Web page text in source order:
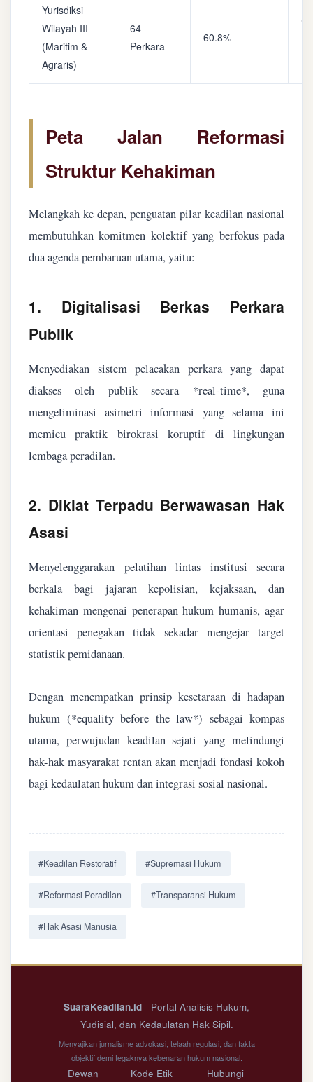
Yurisdiksi
Wilayah III
(Maritim &
Agraris)
64
Perkara
60.8%
Peta Jalan Reformasi
Struktur Kehakiman
Melangkah ke depan, penguatan pilar keadilan nasional
membutuhkan komitmen kolektif yang berfokus pada
dua agenda pembaruan utama, yaitu:
1. Digitalisasi Berkas Perkara
Publik
Menyediakan sistem pelacakan perkara yang dapat
diakses oleh publik secara *real-time*, guna
mengeliminasi asimetri informasi yang selama ini
memicu praktik birokrasi koruptif di lingkungan
lembaga peradilan.
2. Diklat Terpadu Berwawasan Hak
Asasi
Menyelenggarakan pelatihan lintas institusi secara
berkala bagi jajaran kepolisian, kejaksaan, dan
kehakiman mengenai penerapan hukum humanis, agar
orientasi penegakan tidak sekadar mengejar target
statistik pemidanaan.
Dengan menempatkan prinsip kesetaraan di hadapan
hukum (*equality before the law*) sebagai kompas
utama, perwujudan keadilan sejati yang melindungi
hak-hak masyarakat rentan akan menjadi fondasi kokoh
bagi kedaulatan hukum dan integrasi sosial nasional.
#Keadilan Restoratif #Supremasi Hukum
#Reformasi Peradilan #Transparansi Hukum
#Hak Asasi Manusia
SuaraKeadilan.id - Portal Analisis Hukum,
Yudisial, dan Kedaulatan Hak Sipil.
Menyajikan jurnalisme advokasi, telaah regulasi, dan fakta
objektif demi tegaknya kebenaran hukum nasional.
Dewan Kode Etik Hubungi